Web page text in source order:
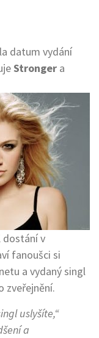
datum vydání
Stronger a
dostání v
fanoušci si
a vydaný singl
zveřejnění.
uslyšíte,“
a